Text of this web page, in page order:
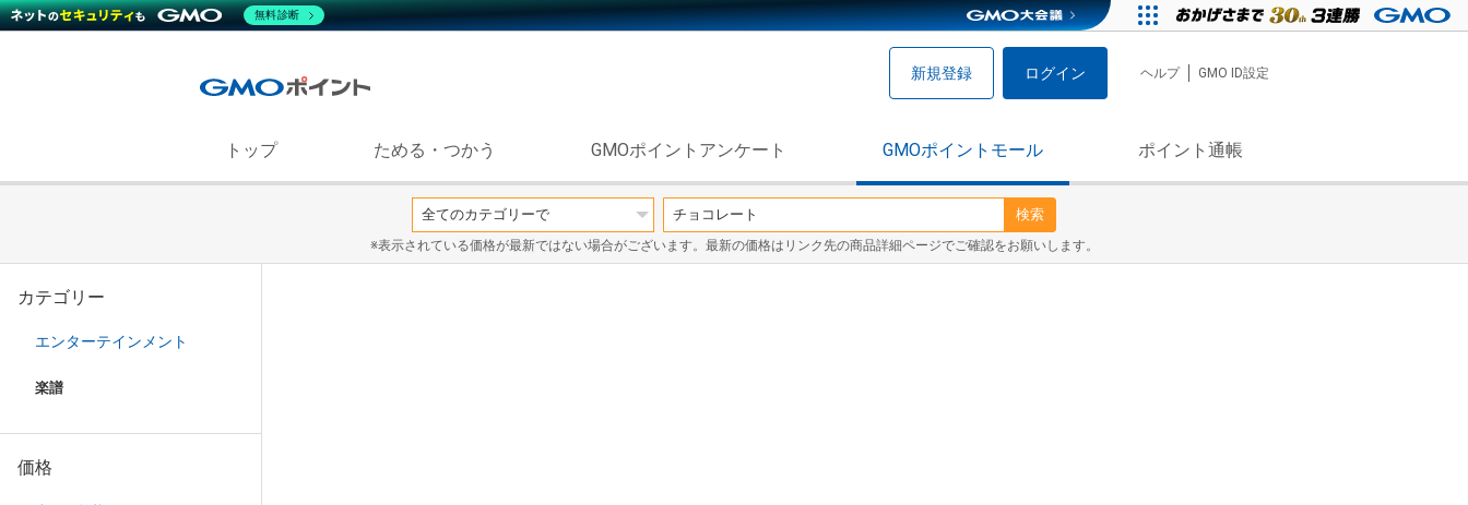
新規登録 ログイン ヘルプ GMO ID設定
トップ ためる・つかう GMOポイントアンケート GMOポイントモール ポイント通帳
検索
※表示されている価格が最新ではない場合がございます。最新の価格はリンク先の商品詳細ページでご確認をお願いします。
カテゴリー
エンターテインメント
楽譜
価格
無料診断